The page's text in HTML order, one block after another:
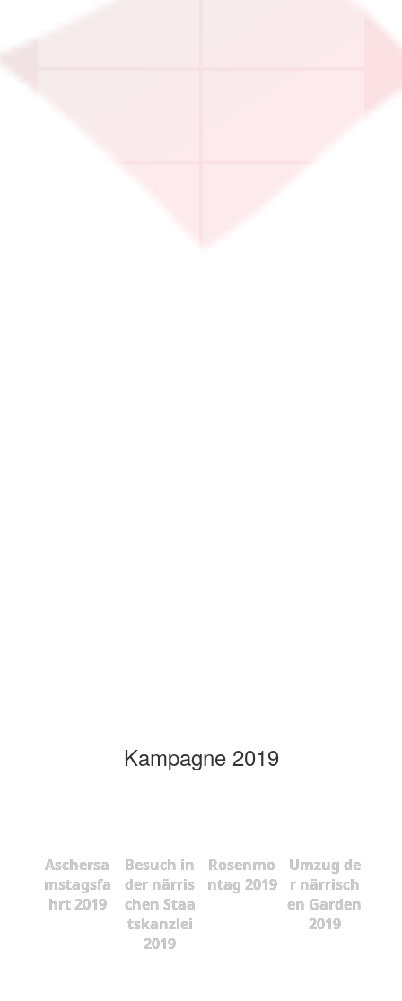
Kampagne 2019
Aschersa
mstagsfa
hrt 2019
Besuch in
der närris
chen Staa
tskanzlei
2019
Rosenmo
ntag 2019
Umzug de
r närrisch
en Garden
2019